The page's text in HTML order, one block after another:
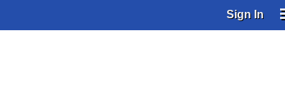
Sign In